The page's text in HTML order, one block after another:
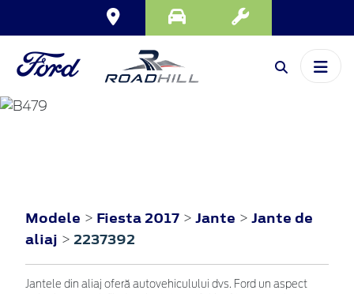
Modele > Fiesta 2017 > Jante > Jante de
aliaj > 2237392
Jantele din aliaj oferă autovehiculului dvs. Ford un aspect